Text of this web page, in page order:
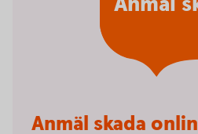
Anmäl skada